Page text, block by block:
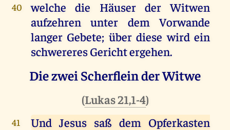
40
welche die Häuser der Witwen
aufzehren unter dem Vorwande
langer Gebete; über diese wird ein
schwereres Gericht ergehen.
Die zwei Scherflein der Witwe
(Lukas 21,1-4)
41
Und Jesus saß dem Opferkasten